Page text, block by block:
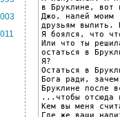
в Бруклине, вот
Джо, налей моим
друзьям выпить.
Я боялся, что
Или что ты
остаться в
Я?
Остаться в
Бога ради,
Бруклине после
...чтобы отсюда
Кем вы меня
Где же ваши